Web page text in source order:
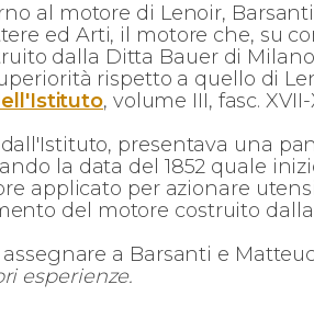
al motore di Lenoir,
ed Arti, il motore che, su
dalla Ditta Bauer di
rispetto a quello di
, volume III, fasc.
presentava una
la data del 1852 quale
applicato per azionare
del motore costruito
a Barsanti e
esperienze.